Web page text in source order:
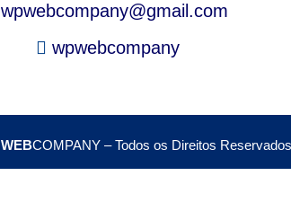
wpwebcompany@gmail.com
wpwebcompany
WEBCOMPANY – Todos os Direitos Reservados